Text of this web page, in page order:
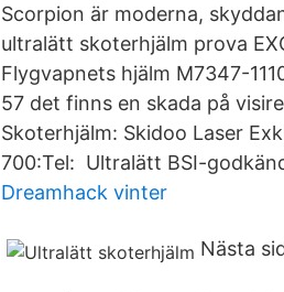
Scorpion är moderna,
ultralätt skoterhjälm prova
Flygvapnets hjälm M7347-
57 det finns en skada på
Skoterhjälm: Skidoo Laser
700:Tel: Ultralätt BSI-
Dreamhack vinter
Nästa